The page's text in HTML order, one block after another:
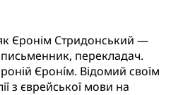
Єронім Стридонський —
перекладач.
Єроні́м. Відомий своїм
з єврейської мови на